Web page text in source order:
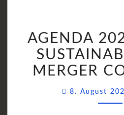
IN
AGENDA
MERGER
8. August